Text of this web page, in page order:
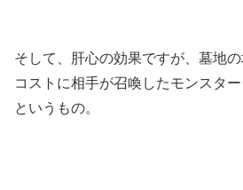
そして、肝心の効果ですが、墓地
コストに相手が召喚したモンスタ
というもの。